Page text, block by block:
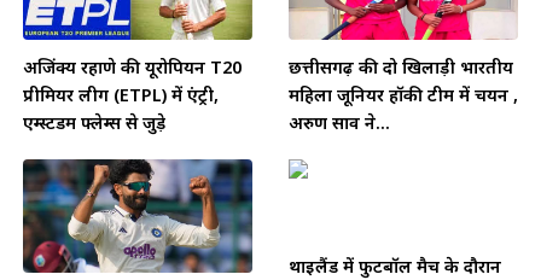
अजिंक्य रहाणे की यूरोपियन T20
प्रीमियर लीग (ETPL) में एंट्री,
एम्स्टर्डम फ्लेम्स से जुड़े
छत्तीसगढ़ की दो खिलाड़ी भारतीय
महिला जूनियर हॉकी टीम में चयन ,
अरुण साव ने...
थाईलैंड में फुटबॉल मैच के दौरान